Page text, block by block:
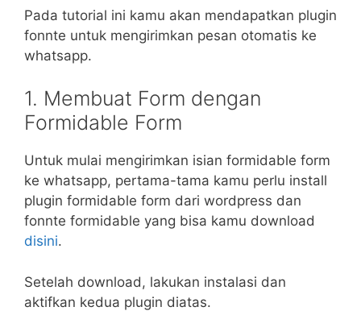
Pada tutorial ini kamu akan mendapatkan plugin
fonnte untuk mengirimkan pesan otomatis ke
whatsapp.
1. Membuat Form dengan
Formidable Form
Untuk mulai mengirimkan isian formidable form
ke whatsapp, pertama-tama kamu perlu install
plugin formidable form dari wordpress dan
fonnte formidable yang bisa kamu download
disini.
Setelah download, lakukan instalasi dan
aktifkan kedua plugin diatas.